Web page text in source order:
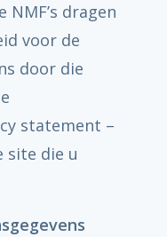
NMF’s dragen
voor de
door die
statement –
site die u